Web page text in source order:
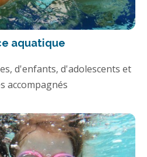
aquatique
d'enfants, d'adolescents et
accompagnés